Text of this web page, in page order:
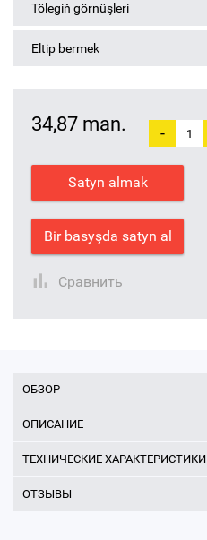
Tölegiň görnüşleri
Eltip bermek
34,87 man. -
Satyn almak
Bir basyşda satyn al
Сравнить
ОБЗОР
ОПИСАНИЕ
ТЕХНИЧЕСКИЕ ХАРАКТЕРИСТИКИ
ОТЗЫВЫ